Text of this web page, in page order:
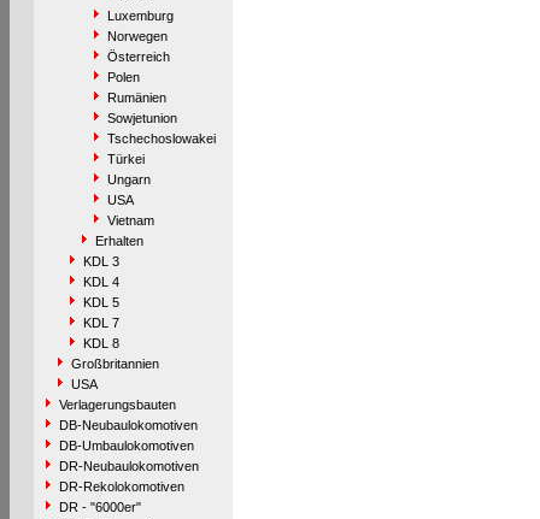
Luxemburg
Norwegen
Österreich
Polen
Rumänien
Sowjetunion
Tschechoslowakei
Türkei
Ungarn
USA
Vietnam
Erhalten
KDL 3
KDL 4
KDL 5
KDL 7
KDL 8
Großbritannien
USA
Verlagerungsbauten
DB-Neubaulokomotiven
DB-Umbaulokomotiven
DR-Neubaulokomotiven
DR-Rekolokomotiven
DR - "6000er"